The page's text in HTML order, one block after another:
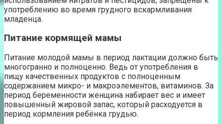
употреблению во время грудного вскармливания
младенца.
Питание кормящей мамы
Питание молодой мамы в период лактации должно быть
многогранно и полноценно. Ведь от употребления в
пищу качественных продуктов с полноценным
содержанием микро- и макроэлементов, витаминов. За
период беременности женщина набирает вес и имеет
повышенный жировой запас, который расходуется в
период кормления ребёнка грудью.